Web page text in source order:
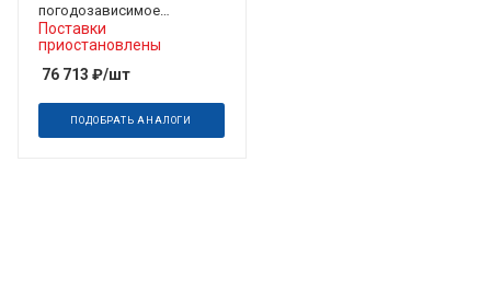
погодозависимое
управление 220/380 В
Поставки
приостановлены
76 713 ₽/шт
ПОДОБРАТЬ АНАЛОГИ